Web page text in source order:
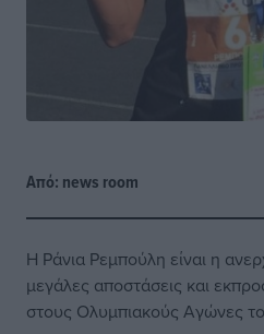
Από: news room
Η Ράνια Ρεμπούλη είναι η
μεγάλες αποστάσεις και
στους Ολυμπιακούς Αγώνες